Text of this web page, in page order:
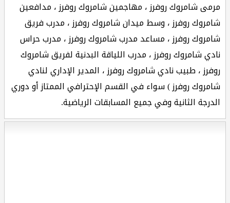
مرمى شامروك روفرز ، مهاجمين شامروك روفرز ، مدافعين
شامروك روفرز ، وسط ميدان شامروك روفرز ، مدرب فريق
شامروك روفرز ، مساعد مدرب شامروك روفرز ، مدرب حراس
نادي شامروك روفرز ، مدرب اللياقة البدنية لفريق شامروك
روفرز ، طبيب نادي شامروك روفرز ، المدير الإداري لنادي
شامروك روفرز ) سواء في القسم الإحترافي الممتاز أو دوري
الدرجة الثانية وفي جميع المسابقات الرياضية.